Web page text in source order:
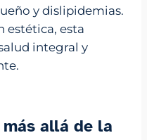
y dislipidemias.
estética, esta
integral y
más allá de la